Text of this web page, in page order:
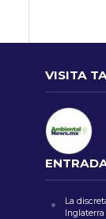
VISITA
La